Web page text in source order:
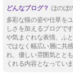
ほのぼ
多彩な猫の姿や仕草を
しさを加えるブログで
や気まぐれな表情、ふ
ではなく幅広い層に共
れ、優しい雰囲気とと
くれる内容となっていま